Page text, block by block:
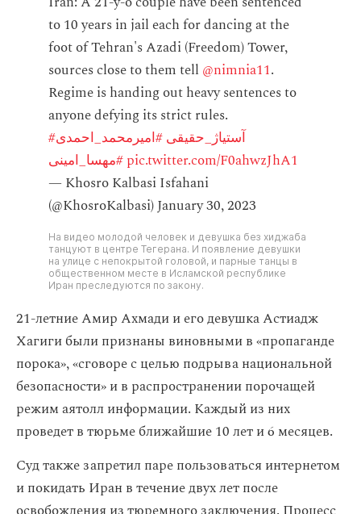
to 10 years in jail each for dancing at the
foot of Tehran's Azadi (Freedom) Tower,
sources close to them tell @nimnia11.
Regime is handing out heavy sentences to
anyone defying its strict rules.
#آستیاژ_حقیقی#امیرمحمد_احمدی
#مهسا_امینیpic.twitter.com/F0ahwzJhA1
— Khosro Kalbasi Isfahani
(@KhosroKalbasi)January 30, 2023
На видео молодой человек и девушка без хиджаба
танцуют в центре Тегерана. И появление девушки
на улице с непокрытой головой, и парные танцы в
общественном месте в Исламской республике
Иран преследуются по закону.
21-летние Амир Ахмади и его девушка Астиадж
Хагиги были признаны виновными в «пропаганде
порока», «сговоре с целью подрыва национальной
безопасности» и в распространении порочащей
режим аятолл информации. Каждый из них
проведет в тюрьме ближайшие 10 лет и 6 месяцев.
Суд также запретил паре пользоваться интернетом
и покидать Иран в течение двух лет после